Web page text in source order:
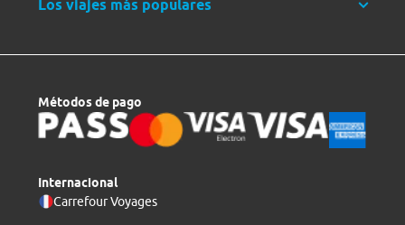
Los viajes más populares
Métodos de pago
Internacional
Carrefour Voyages